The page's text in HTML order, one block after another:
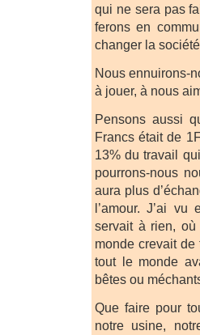
qui ne sera pas
ferons en
changer la
Nous ennuirons-
à jouer, à nous
Pensons aussi
Francs était de
13% du travail
pourrons-nous
aura plus
l’amour. J’ai
servait à rien, où
monde crevait de
tout le monde
bêtes ou
Que faire pour
notre usine,